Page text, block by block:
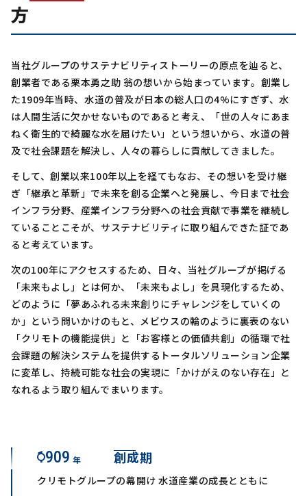
方
当社グループのサステナビリティストーリーの原点を辿ると、
創業者である栗本勇之助 翁の想いから始まっています。創業し
た1909年当時、水道の普及が日本の総人口の4%にすぎず、水
は人間生活に欠かせないものであると考え、「世の人々にあま
ねく衛生的で綺麗な水を届けたい」という想いから、水道の普
及で社会課題を解決し、人々の暮らしに貢献してきました。
そして、創業以来100年以上を経てもなお、その想いを受け継
ぎ「継承と革新」で未来を創る企業へと発展し、今日まで社会
インフラ分野、産業インフラ分野への社会貢献で事業を継続し
ていることこそが、サステナビリティに取り組んできた証であ
ると考えています。
次の100年にアクセスするため、日々、当社グループが掲げる
「未来もよし」とは何か、「未来もよし」を具現化するため、
どのように「夢あふれる未来創りにチャレンジをしていくの
か」という問いかけのもと、メビウスの輪のように裏表のない
「クリモトの機能提供」と「お客様との価値共創」の循環で社
会課題の解決システムを提供するトータルソリューション企業
に変革し、持続可能な社会の実現に「かけがえのない存在」と
なれるよう取り組んでまいります。
1909 年 創成期
クリモトグループの幕開け 水道産業の成長とともに